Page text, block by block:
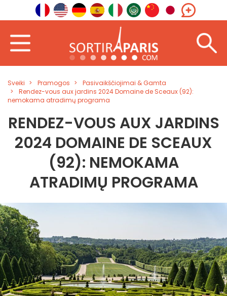
Sveiki Pramogos
Pasivaikščiojimai & Gamta
Rendez-vous aux jardins 2024 Domaine de Sceaux (92):
nemokama atradimų programa
RENDEZ-VOUS AUX JARDINS
2024 DOMAINE DE SCEAUX
(92): NEMOKAMA
ATRADIMŲ PROGRAMA